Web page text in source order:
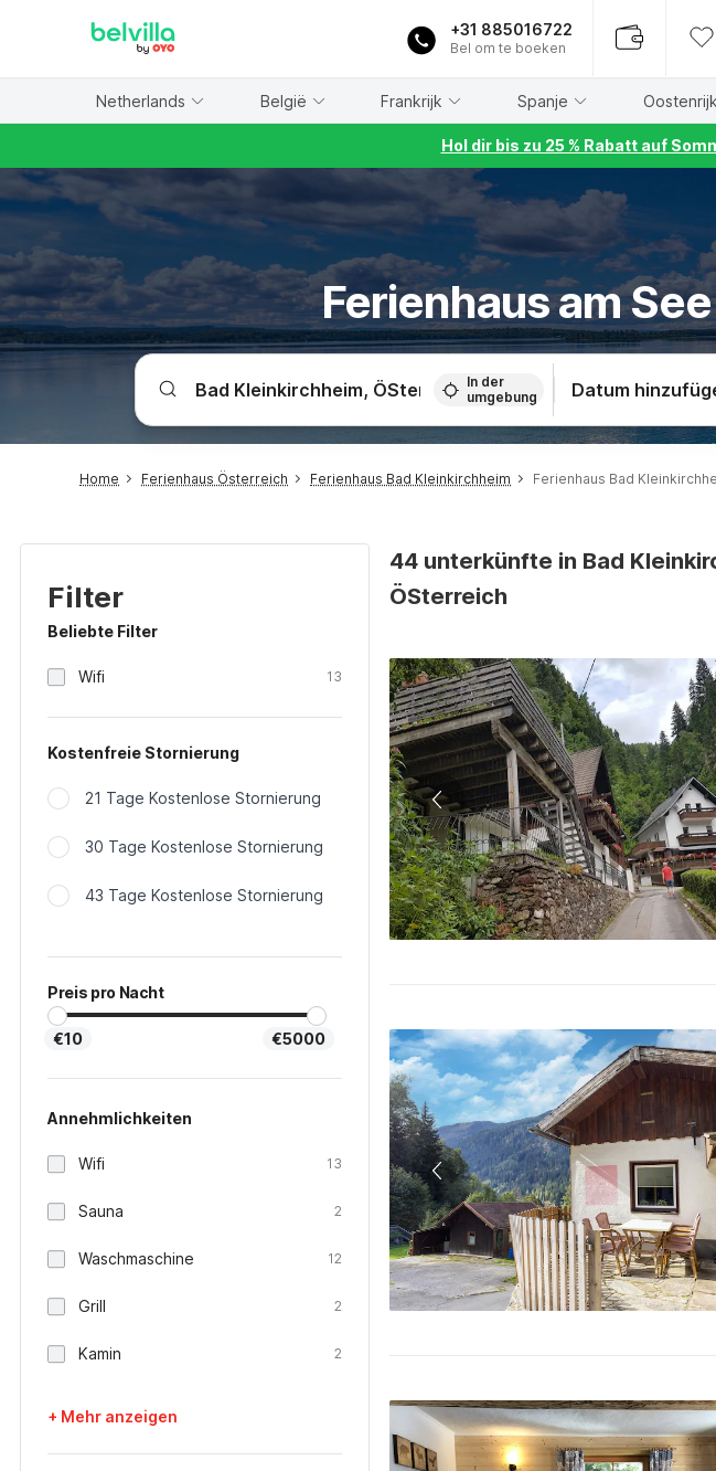
+31 885016722
Bel om te boeken
Netherlands België Frankrijk Spanje Oostenrijk
Hol dir bis zu 25 % Rabatt auf
Ferienhaus am
In der
umgebung
Datum
Home Ferienhaus Österreich Ferienhaus Bad Kleinkirchheim Ferienhaus Bad
Filter
Beliebte Filter
Wifi 13
Kostenfreie Stornierung
21 Tage Kostenlose Stornierung
30 Tage Kostenlose Stornierung
43 Tage Kostenlose Stornierung
Preis pro Nacht
€10 €5000
Annehmlichkeiten
Wifi 13
Sauna 2
Waschmaschine 12
Grill 2
Kamin 2
+ Mehr anzeigen
44 unterkünfte in Bad
ÖSterreich